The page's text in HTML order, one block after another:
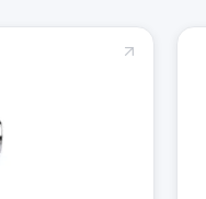
90° Winkel. Für
und